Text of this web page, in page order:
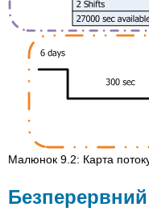
Малюнок 9.2: Карта
Безперервний